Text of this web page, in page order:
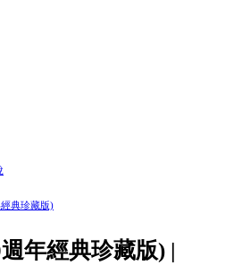
典珍藏版)
年經典珍藏版) |